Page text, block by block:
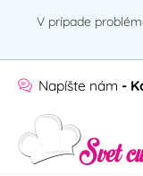
V prípade
Napíšte nám -